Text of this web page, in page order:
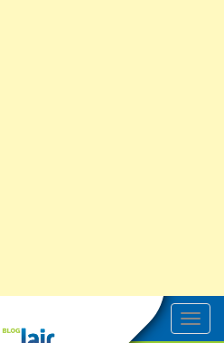
T
o